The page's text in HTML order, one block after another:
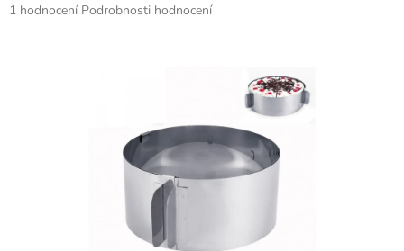
Průměrné
1 hodnocení Podrobnosti hodnocení